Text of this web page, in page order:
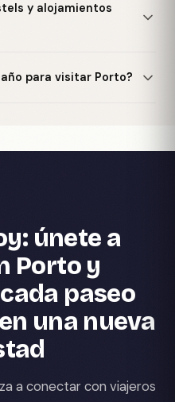
y alojamientos
para visitar Porto?
únete a
Porto y
paseo
una nueva
a conectar con viajeros